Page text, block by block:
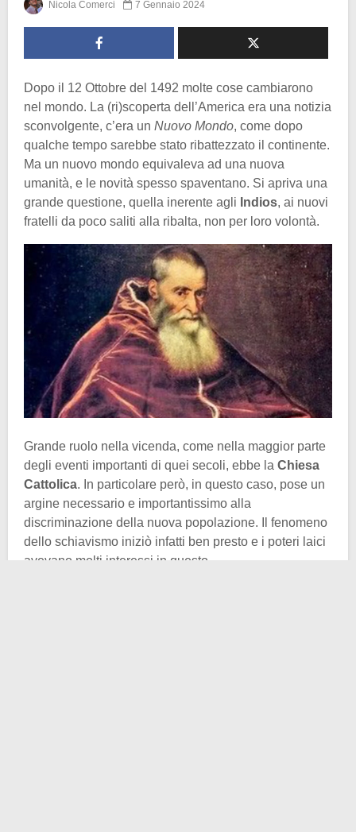
Nicola Comerci 7 Gennaio 2024
Dopo il 12 Ottobre del 1492 molte cose cambiarono
nel mondo. La (ri)scoperta dell’America era una notizia
sconvolgente, c’era un Nuovo Mondo, come dopo
qualche tempo sarebbe stato ribattezzato il continente.
Ma un nuovo mondo equivaleva ad una nuova
umanità, e le novità spesso spaventano. Si apriva una
grande questione, quella inerente agli Indios, ai nuovi
fratelli da poco saliti alla ribalta, non per loro volontà.
Grande ruolo nella vicenda, come nella maggior parte
degli eventi importanti di quei secoli, ebbe la Chiesa
Cattolica. In particolare però, in questo caso, pose un
argine necessario e importantissimo alla
discriminazione della nuova popolazione. Il fenomeno
dello schiavismo iniziò infatti ben presto e i poteri laici
avevano molti interessi in questo.